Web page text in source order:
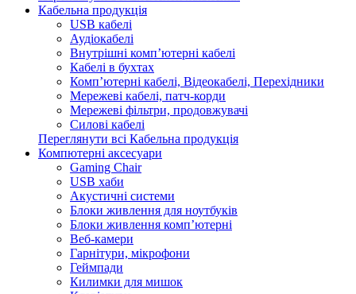
Кабельна продукція
USB кабелі
Аудіокабелі
Внутрішні комп’ютерні кабелі
Кабелі в бухтах
Комп’ютерні кабелі, Відеокабелі, Перехідники
Мережеві кабелі, патч-корди
Мережеві фільтри, продовжувачі
Силові кабелі
Переглянути всі Кабельна продукція
Компютерні аксесуари
Gaming Chair
USB хаби
Акустичні системи
Блоки живлення для ноутбуків
Блоки живлення комп’ютерні
Веб-камери
Гарнітури, мікрофони
Геймпади
Килимки для мишок